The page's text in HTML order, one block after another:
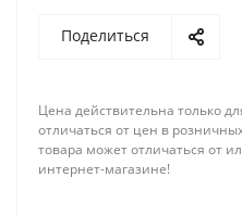
Поделиться
Цена действительна только
отличаться от цен в
товара может отличаться от
интернет-магазине!